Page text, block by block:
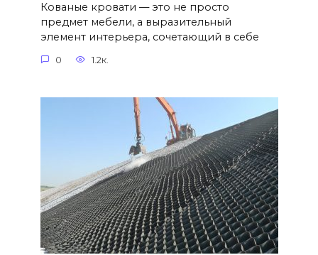
Кованые кровати — это не просто
предмет мебели, а выразительный
элемент интерьера, сочетающий в себе
0 1.2к.